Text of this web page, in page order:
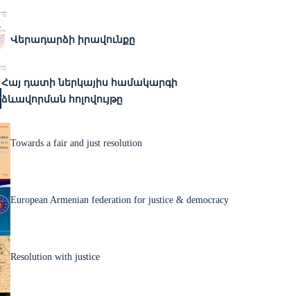
Վերադարձի իրավունքը
Հայ դատի ներկայիս համակարգի
ձևավորման հոլովույթը
Towards a fair and just resolution
European Armenian federation for justice & democracy
Resolution with justice